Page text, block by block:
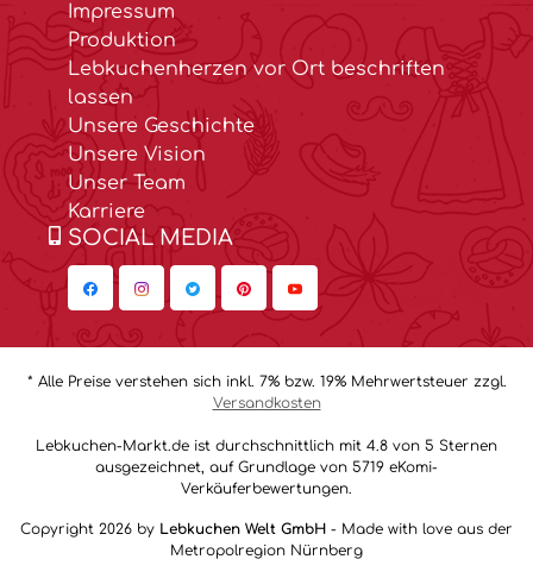
Impressum
Produktion
Lebkuchenherzen vor Ort beschriften
lassen
Unsere Geschichte
Unsere Vision
Unser Team
Karriere
SOCIAL MEDIA
* Alle Preise verstehen sich inkl. 7% bzw. 19% Mehrwertsteuer zzgl.
Versandkosten
Lebkuchen-Markt.de ist durchschnittlich mit 4.8 von 5 Sternen
ausgezeichnet, auf Grundlage von 5719 eKomi-
Verkäuferbewertungen.
Copyright 2026 by Lebkuchen Welt GmbH - Made with love aus der
Metropolregion Nürnberg